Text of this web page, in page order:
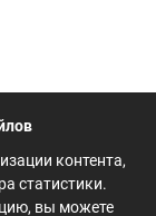
контента,
статистики.
вы можете